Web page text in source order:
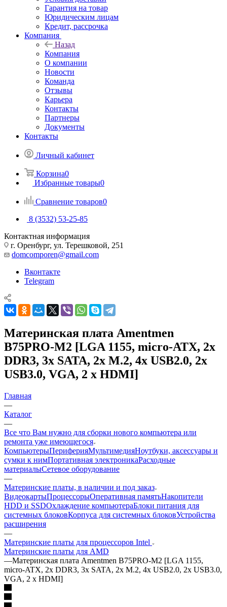
Гарантия на товар
Юридическим лицам
Кредит, рассрочка
Компания
Назад
Компания
О компании
Новости
Команда
Отзывы
Карьера
Контакты
Партнеры
Документы
Контакты
Личный кабинет
Корзина0
Избранные товары0
Сравнение товаров0
8 (3532) 53-25-85
Контактная информация
г. Оренбург, ул. Терешковой, 251
domcomporen@gmail.com
Вконтакте
Telegram
Материнская плата Amentmen
B75PRO-M2 [LGA 1155, micro-ATX, 2x
DDR3, 3x SATA, 2x M.2, 4x USB2.0, 2x
USB3.0, VGA, 2 x HDMI]
Главная
—
Каталог
—
Все что Вам нужно для сборки нового компьютера или
ремонта уже имеющегося
КомпьютерыПериферияМультимедияНоутбуки, аксессуары и
сумки к нимПортативная электроникаРасходные
материалыСетевое оборудование
—
Материнские платы, в наличии и под заказ
ВидеокартыПроцессорыОперативная памятьНакопители
HDD и SSDОхлаждение компьютераБлоки питания для
системных блоковКорпуса для системных блоковУстройства
расширения
—
Материнские платы для процессоров Intel
Материнские платы для AMD
—Материнская плата Amentmen B75PRO-M2 [LGA 1155,
micro-ATX, 2x DDR3, 3x SATA, 2x M.2, 4x USB2.0, 2x USB3.0,
VGA, 2 x HDMI]